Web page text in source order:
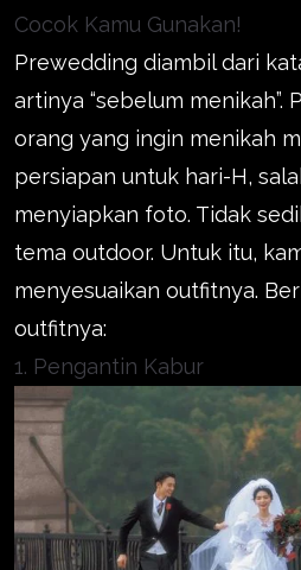
Cocok Kamu Gunakan!
Prewedding diambil dari
artinya “sebelum menikah”.
orang yang ingin menikah
persiapan untuk hari-H,
menyiapkan foto. Tidak
tema outdoor. Untuk itu,
menyesuaikan outfitnya.
outfitnya:
1. Pengantin Kabur